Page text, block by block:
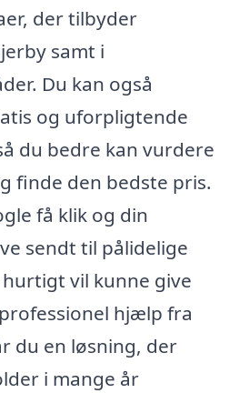
der tilbyder
samt i
Du kan også
og uforpligtende
du bedre kan vurdere
finde den bedste pris.
få klik og din
sendt til pålidelige
vil kunne give
hjælp fra
du en løsning, der
i mange år